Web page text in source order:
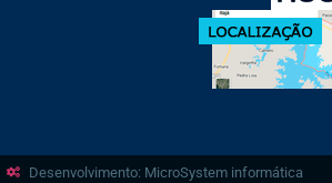
Desenvolvimento: MicroSystem informática